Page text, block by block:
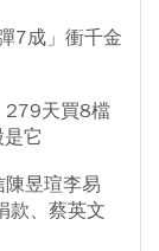
7成」衝千金
279天買8檔
它
昱瑄李易
款、蔡英文